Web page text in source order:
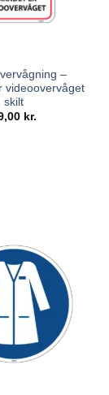
–
videoovervåget
skilt
kr.